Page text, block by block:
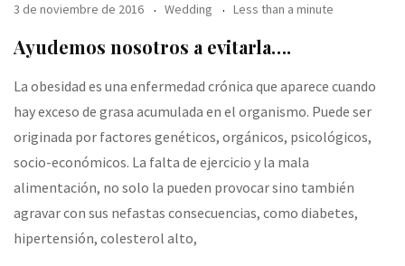
3 de noviembre de 2016 Wedding Less than a minute
Ayudemos nosotros a evitarla….
La obesidad es una enfermedad crónica que aparece cuando
hay exceso de grasa acumulada en el organismo. Puede ser
originada por factores genéticos, orgánicos, psicológicos,
socio-económicos. La falta de ejercicio y la mala
alimentación, no solo la pueden provocar sino también
agravar con sus nefastas consecuencias, como diabetes,
hipertensión, colesterol alto,